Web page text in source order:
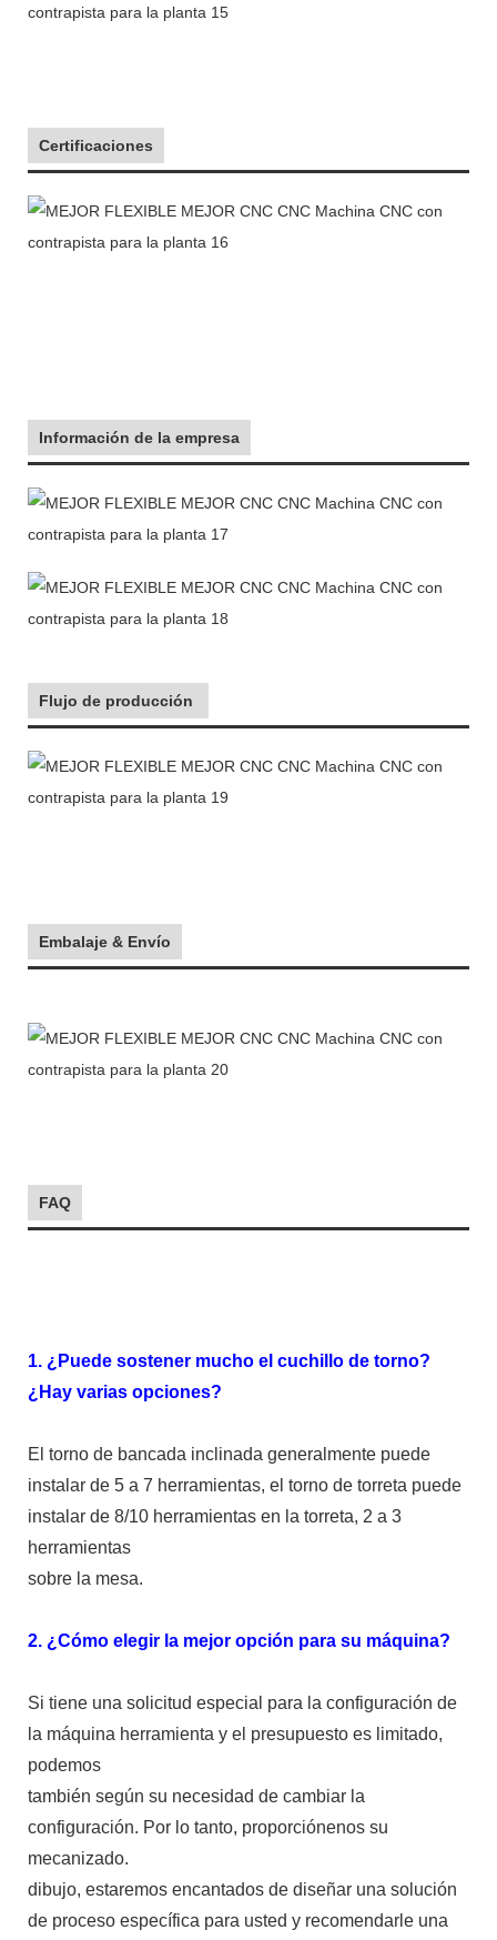
Certificaciones
Información de la empresa
Flujo de producción
Embalaje & Envío
FAQ
1. ¿Puede sostener mucho el cuchillo de torno?
¿Hay varias opciones?
El torno de bancada inclinada generalmente puede
instalar de 5 a 7 herramientas, el torno de torreta puede
instalar de 8/10 herramientas en la torreta, 2 a 3
herramientas
sobre la mesa.
2. ¿Cómo elegir la mejor opción para su máquina?
Si tiene una solicitud especial para la configuración de
la máquina herramienta y el presupuesto es limitado,
podemos
también según su necesidad de cambiar la
configuración. Por lo tanto, proporciónenos su
mecanizado.
dibujo, estaremos encantados de diseñar una solución
de proceso específica para usted y recomendarle una